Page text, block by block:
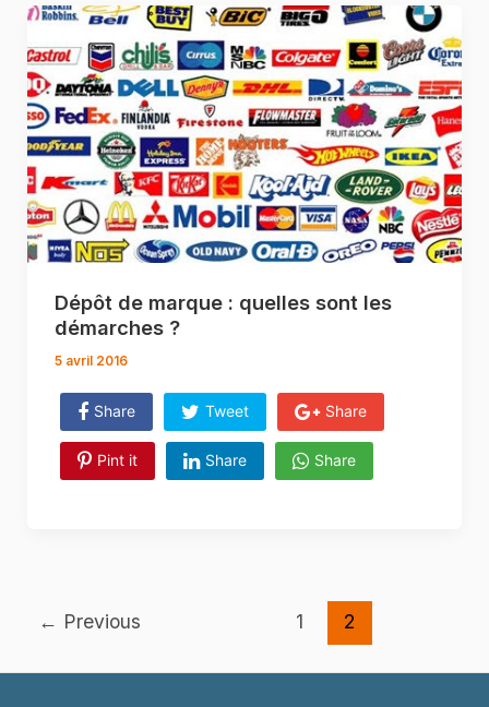
Dépôt de marque : quelles sont les
démarches ?
5 avril 2016
Share Tweet Share
Pint it Share Share
← Previous 1 2